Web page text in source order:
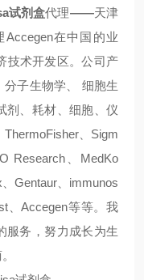
试剂盒代理——天津
Accegen在中国的业
技术开发区。公司产
子生物学、 细胞生
剂、耗材、细胞、仪
ThermoFisher、 Sigm
Research、 MedKo
Gentaur、 immunos
、Accegen等等。我
服务，努力成长为生